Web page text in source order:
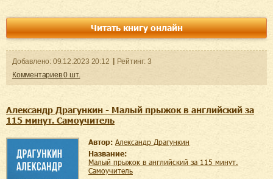
Читать книгу онлайн
Добавленo: 09.12.2023 20:12 Рейтинг: 3
Комментариев0 шт.
Александр Драгункин - Малый прыжок в английский за
115 минут. Самоучитель
Автор:
Александр Драгункин
Название:
Малый прыжок в английский за 115 минут.
Самоучитель